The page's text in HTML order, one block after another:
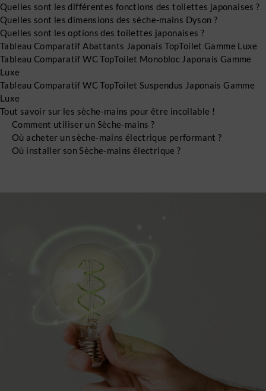
Quelles sont les différentes fonctions des toilettes japonaises ?
Quelles sont les dimensions des sèche-mains Dyson ?
Quelles sont les options des toilettes japonaises ?
Tableau Comparatif Abattants Japonais TopToilet Gamme Luxe
Tableau Comparatif WC TopToilet Monobloc Japonais Gamme
Luxe
Tableau Comparatif WC TopToilet Suspendus Japonais Gamme
Luxe
Tout savoir sur les sèche-mains pour être incollable !
Comment utiliser un Sèche-mains ?
Où acheter un sèche-mains électrique performant ?
Où installer son Sèche-mains électrique ?